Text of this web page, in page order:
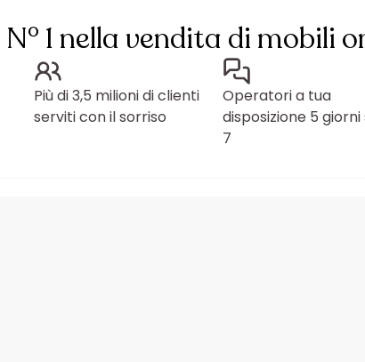
N° 1 nella vendita di mobili
Più di 3,5 milioni di clienti
serviti con il sorriso
Operatori a tua
disposizione 5 giorni
7